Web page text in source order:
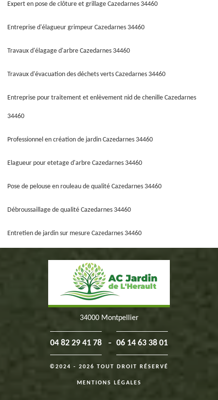
Expert en pose de clôture et grillage Cazedarnes 34460
Entreprise d'élagueur grimpeur Cazedarnes 34460
Travaux d'élagage d'arbre Cazedarnes 34460
Travaux d'évacuation des déchets verts Cazedarnes 34460
Entreprise pour traitement et enlèvement nid de chenille Cazedarnes
34460
Professionnel en création de jardin Cazedarnes 34460
Elagueur pour etetage d'arbre Cazedarnes 34460
Pose de pelouse en rouleau de qualité Cazedarnes 34460
Débroussaillage de qualité Cazedarnes 34460
Entretien de jardin sur mesure Cazedarnes 34460
34000 Montpellier
04 82 29 41 78 - 06 14 63 38 01
©2024 - 2026 TOUT DROIT RÉSERVÉ
MENTIONS LÉGALES